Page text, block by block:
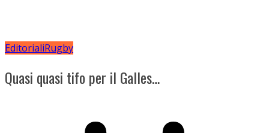
EditorialiRugby
Quasi quasi tifo per il Galles…